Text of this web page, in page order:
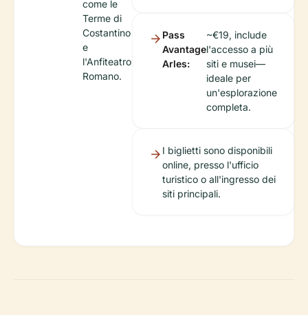
come le
Terme di
Costantino
e
l'Anfiteatro
Romano.
Pass
Avantage
Arles:
~€19, include
l'accesso a più
siti e musei—
ideale per
un'esplorazione
completa.
I biglietti sono disponibili
online, presso l'ufficio
turistico o all'ingresso dei
siti principali.